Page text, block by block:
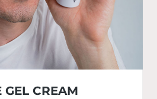
GEL CREAM